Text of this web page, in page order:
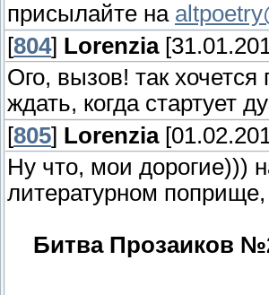
присылайте на
[804] Lorenzia
Ого, вызов! так
ждать, когда стартует
[805] Lorenzia
Ну что, мои дорогие)))
литературном
Битва Прозаиков